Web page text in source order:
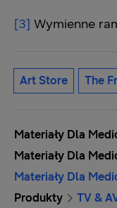
[3] Wymienne
Art Store The
Materiały Dla
Materiały Dla
Materiały Dla
Produkty
TV &